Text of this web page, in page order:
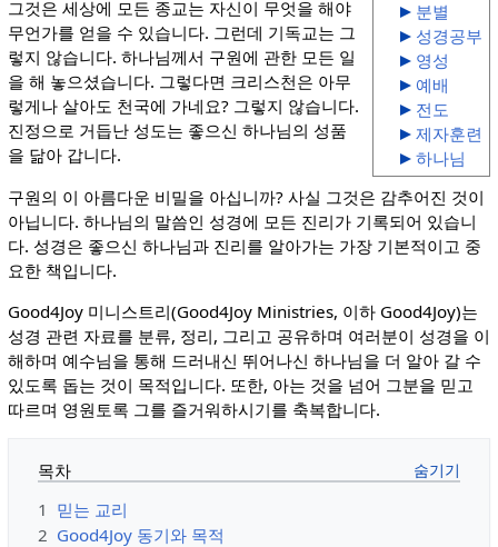
분별
성경공부
영성
예배
전도
제자훈련
하나님
그것은 세상에 모든 종교는 자신이 무엇을 해야
무언가를 얻을 수 있습니다. 그런데 기독교는 그
렇지 않습니다. 하나님께서 구원에 관한 모든 일
을 해 놓으셨습니다. 그렇다면 크리스천은 아무
렇게나 살아도 천국에 가네요? 그렇지 않습니다.
진정으로 거듭난 성도는 좋으신 하나님의 성품
을 닮아 갑니다.
​구원의 이 아름다운 비밀을 아십니까? 사실 그것은 감추어진 것이
아닙니다. 하나님의 말씀인 성경에 모든 진리가 기록되어 있습니
다. 성경은 좋으신 하나님과 진리를 알아가는 가장 기본적이고 중
요한 책입니다.
Good4Joy 미니스트리(Good4Joy Ministries, 이하 Good4Joy)는
성경 관련 자료를 분류, 정리, 그리고 공유하며 여러분이 성경을 이
해하며 예수님을 통해 드러내신 뛰어나신 하나님을 더 알아 갈 수
있도록 돕는 것이 목적입니다. 또한, 아는 것을 넘어 그분을 믿고
따르며 영원토록 그를 즐거워하시기를 축복합니다. ​
목차
1 믿는 교리
2 Good4Joy 동기와 목적